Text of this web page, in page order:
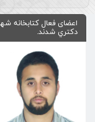
اعضای فعال کتابخانه
دكتري شدند.